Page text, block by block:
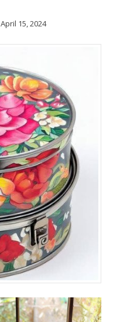
April 15, 2024